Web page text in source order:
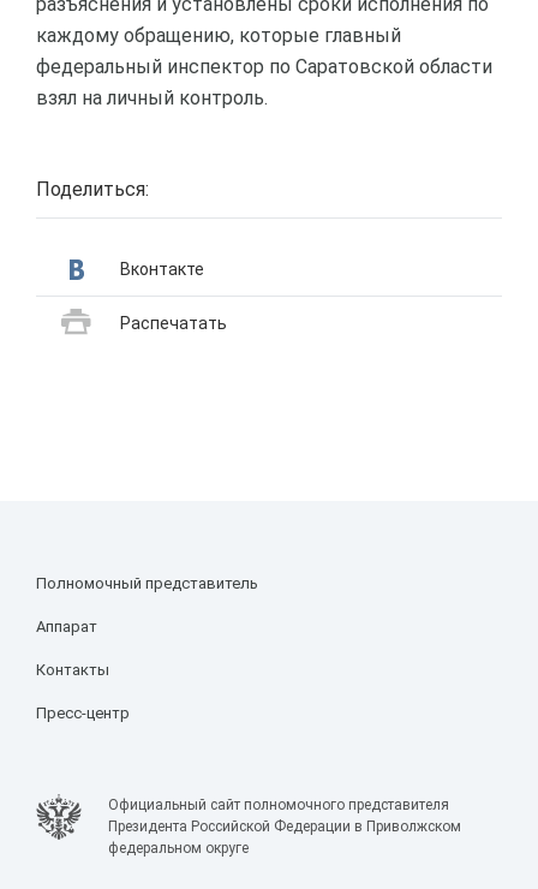
каждому обращению, которые главный
федеральный инспектор по Саратовской области
взял на личный контроль.
Поделиться:
Вконтакте
Распечатать
Полномочный представитель
Аппарат
Контакты
Пресс-центр
Официальный сайт полномочного представителя
Президента Российской Федерации в Приволжском
федеральном округе